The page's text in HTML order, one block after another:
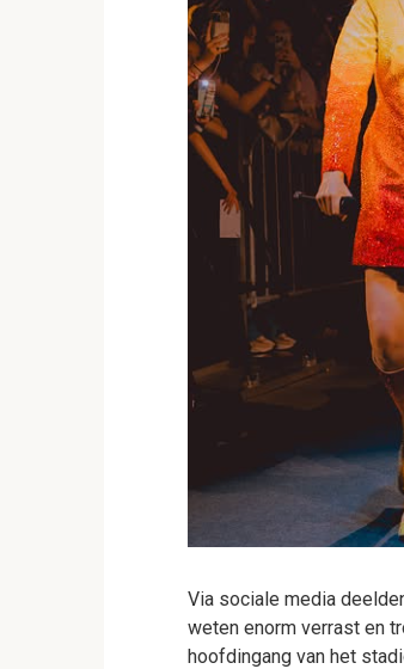
Via sociale media
weten enorm verrast en
hoofdingang van het